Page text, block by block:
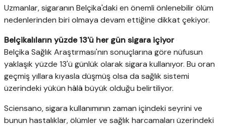
Uzmanlar, sigaranın Belçika'daki en önemli önlenebilir ölüm
nedenlerinden biri olmaya devam ettiğine dikkat çekiyor.
Belçikalıların yüzde 13'ü her gün sigara içiyor
Belçika Sağlık Araştırması'nın sonuçlarına göre nüfusun
yaklaşık yüzde 13'ü günlük olarak sigara kullanıyor. Bu oran
geçmiş yıllara kıyasla düşmüş olsa da sağlık sistemi
üzerindeki yükün hâlâ büyük olduğu belirtiliyor.
Sciensano, sigara kullanımının zaman içindeki seyrini ve
bunun hastalıklar, ölümler ve sağlık harcamaları üzerindeki